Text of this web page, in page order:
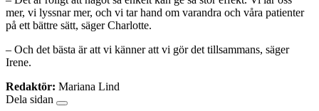
mer, vi lyssnar mer, och vi tar hand om varandra och våra patienter
på ett bättre sätt, säger Charlotte.
– Och det bästa är att vi känner att vi gör det tillsammans, säger
Irene.
Redaktör: Mariana Lind
Dela sidan